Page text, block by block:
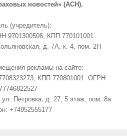
новостей» (АСН).
(учредитель):
КПП 770101001
д. 7А, к. 4, пом. 2Н
рекламы на сайте:
КПП 770801001. ОГРН
ул. Петровка, д. 27, 5 этаж, пом. 8а
+74952555177